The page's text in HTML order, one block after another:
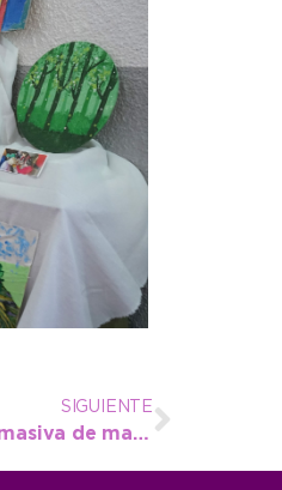
SIGUIENTE
Se viene una nueva jornada gratuita de castración masiva de mascotas